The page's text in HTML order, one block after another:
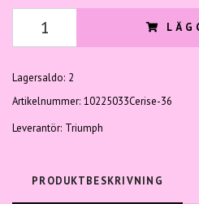
Lagersaldo: 2
Artikelnummer: 10225033Cerise-36
Leverantör: Triumph
PRODUKTBESKRIVNING